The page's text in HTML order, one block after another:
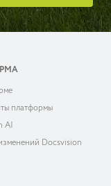
платформы
AI
Docsvision